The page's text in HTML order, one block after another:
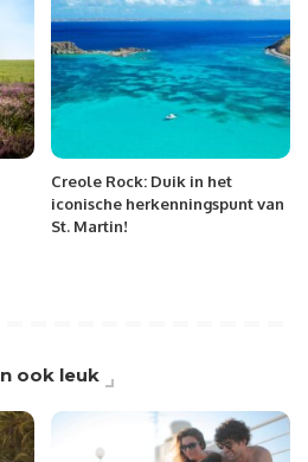
Creole Rock: Duik in het
iconische herkenningspunt van
St. Martin!
ook leuk